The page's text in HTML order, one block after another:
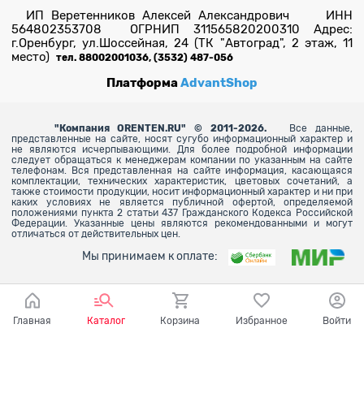
ИП Веретенников Алексей Александрович ИНН
564802353708 ОГРНИП 311565820200310 Адрес:
г.Оренбург, ул.Шоссейная, 24 (ТК "Автоград", 2 этаж, 11
место) тел. 88002001036, (3532) 487-056
ПлатформаAdvantShop
" Компания ORENTEN.RU" © 2011-2026.
Все данные,
представленные на сайте, носят сугубо информационный характер и
не являются исчерпывающими. Для более подробной информации
следует обращаться к менеджерам компании по указанным на сайте
телефонам. Вся представленная на сайте информация, касающаяся
комплектации, технических характеристик, цветовых сочетаний, а
также стоимости продукции, носит информационный характер и ни при
каких условиях не является публичной офертой, определяемой
положениями пункта 2 статьи 437 Гражданского Кодекса Российской
Федерации. Указанные цены являются рекомендованными и могут
отличаться от действительных цен.
Мы принимаем к оплате:
Главная Каталог Корзина Избранное Войти